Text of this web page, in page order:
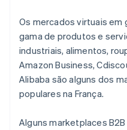
Os mercados virtuais em
gama de produtos e
industriais, alimentos,
Amazon Business,
Alibaba são alguns dos
populares na França.
Alguns marketplaces